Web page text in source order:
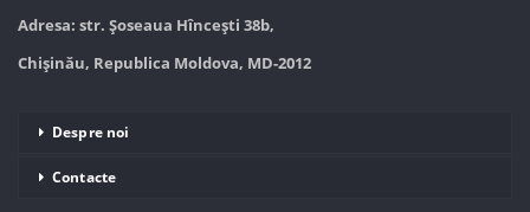
Adresa: str. Șoseaua Hînceşti 38b,
Chișinău, Republica Moldova, MD-2012
Despre noi
Contacte